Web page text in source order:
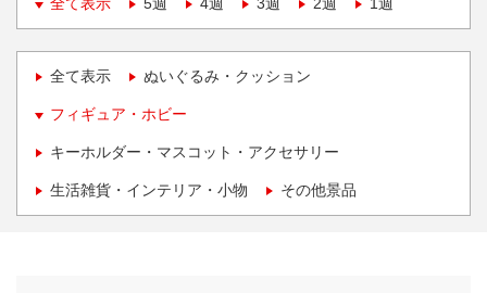
全て表示 ぬいぐるみ・クッション
フィギュア・ホビー
キーホルダー・マスコット・アクセサリー
生活雑貨・インテリア・小物 その他景品